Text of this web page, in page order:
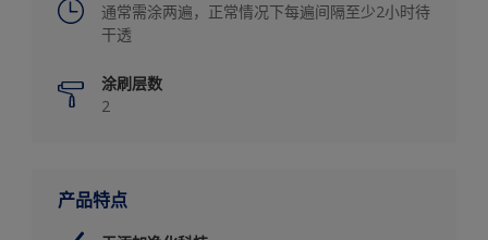
通常需涂两遍，正常情况下每遍间隔至少2小时待
干透
涂刷层数
2
产品特点